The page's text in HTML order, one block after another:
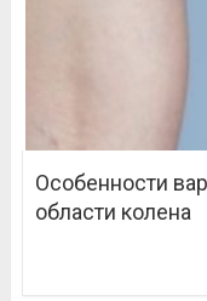
Особенности
области колена